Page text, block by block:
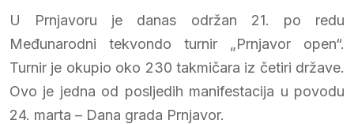
U Prnjavoru je danas održan 21. po redu
Međunarodni tekvondo turnir „Prnjavor open“.
Turnir je okupio oko 230 takmičara iz četiri države.
Ovo je jedna od posljedih manifestacija u povodu
24. marta – Dana grada Prnjavor.